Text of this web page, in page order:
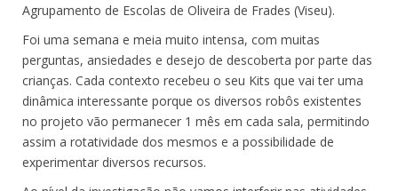
Agrupamento de Escolas de Oliveira de Frades (Viseu).
Foi uma semana e meia muito intensa, com muitas
perguntas, ansiedades e desejo de descoberta por parte das
crianças. Cada contexto recebeu o seu Kits que vai ter uma
dinâmica interessante porque os diversos robôs existentes
no projeto vão permanecer 1 mês em cada sala, permitindo
assim a rotatividade dos mesmos e a possibilidade de
experimentar diversos recursos.